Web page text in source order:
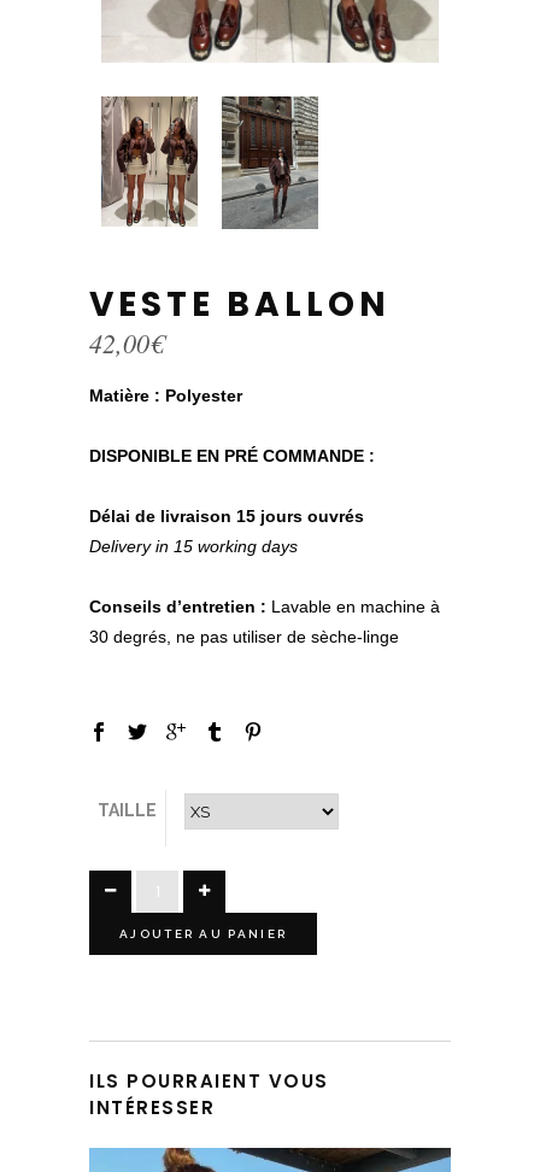
VESTE BALLON
42,00€
Matière : Polyester
DISPONIBLE EN PRÉ COMMANDE :
Délai de livraison 15 jours ouvrés
Delivery in 15 working days
Conseils d’entretien : Lavable en machine à
30 degrés, ne pas utiliser de sèche-linge
TAILLE
AJOUTER AU PANIER
ILS POURRAIENT VOUS
INTÉRESSER
Ce produit a plusieurs variations. Les options peuvent être choisies sur la page du produit